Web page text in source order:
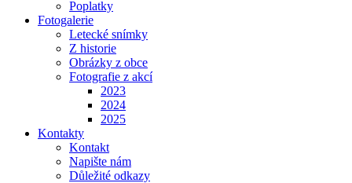
Poplatky
Fotogalerie
Letecké snímky
Z historie
Obrázky z obce
Fotografie z akcí
2023
2024
2025
Kontakty
Kontakt
Napište nám
Důležité odkazy